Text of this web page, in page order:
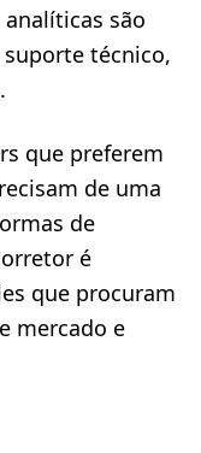
são
técnico,
que preferem
de uma
de
é
que procuram
mercado e